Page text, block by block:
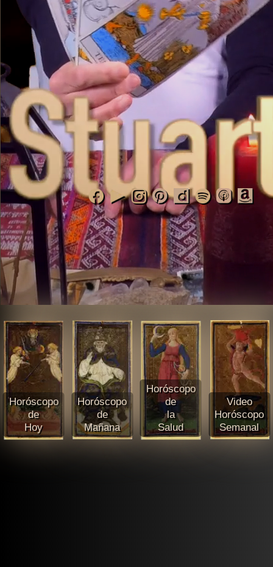
Horóscopo
de
Hoy
Horóscopo
de
Mañana
Horóscopo
de
la
Salud
Video
Horóscopo
Semanal